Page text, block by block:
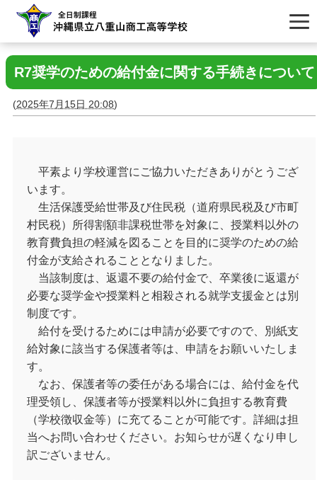
R7奨学のための給付金に関する手続きについて
(2025年7月15日 20:08)
平素より学校運営にご協力いただきありがとうござ
います。
生活保護受給世帯及び住民税（道府県民税及び市町
村民税）所得割額非課税世帯を対象に、授業料以外の
教育費負担の軽減を図ることを目的に奨学のための給
付金が支給されることとなりました。
当該制度は、返還不要の給付金で、卒業後に返還が
必要な奨学金や授業料と相殺される就学支援金とは別
制度です。
給付を受けるためには申請が必要ですので、別紙支
給対象に該当する保護者等は、申請をお願いいたしま
す。
なお、保護者等の委任がある場合には、給付金を代
理受領し、保護者等が授業料以外に負担する教育費
（学校徴収金等）に充てることが可能です。詳細は担
当へお問い合わせください。お知らせが遅くなり申し
訳ございません。